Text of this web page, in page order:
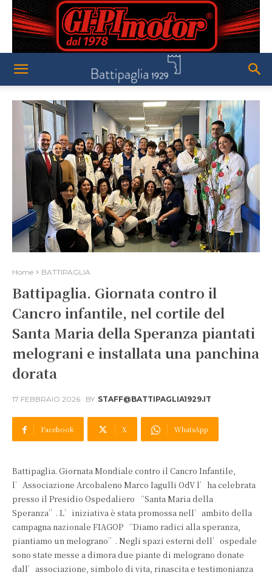
Home BATTIPAGLIA
Battipaglia. Giornata contro il
Cancro infantile, nel cortile del
Santa Maria della Speranza piantati
melograni e installata una panchina
dorata
17 FEBBRAIO 2026 BY STAFF@BATTIPAGLIA1929.IT
Facebook X WhatsApp
Battipaglia. Giornata Mondiale contro il Cancro Infantile,
l’Associazione Arcobaleno Marco Iagulli OdV l’ha celebrata
presso il Presidio Ospedaliero “Santa Maria della
Speranza”. L’iniziativa è stata promossa nell’ambito della
campagna nazionale FIAGOP “Diamo radici alla speranza,
piantiamo un melograno”. Negli spazi esterni dell’ospedale
sono state messe a dimora due piante di melograno donate
dall’associazione, simbolo di vita, rinascita e testimonianza